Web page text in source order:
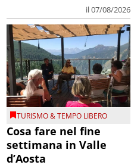
il 07/08/2026
TURISMO & TEMPO LIBERO
Cosa fare nel fine
settimana in Valle
d’Aosta